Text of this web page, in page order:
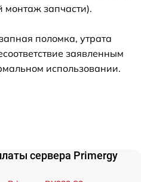
запчасти).
поломка, утрата
заявленным
использовании.
сервера Primergy